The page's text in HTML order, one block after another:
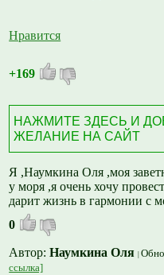
Нравится
+169
НАЖМИТЕ ЗДЕСЬ И
ЖЕЛАНИЕ НА САЙТ
Я ,Наумкина Оля ,моя
у моря ,я очень хочу
дарит жизнь в гармонии с
0
Автор:Наумкина Оля
ссылка]